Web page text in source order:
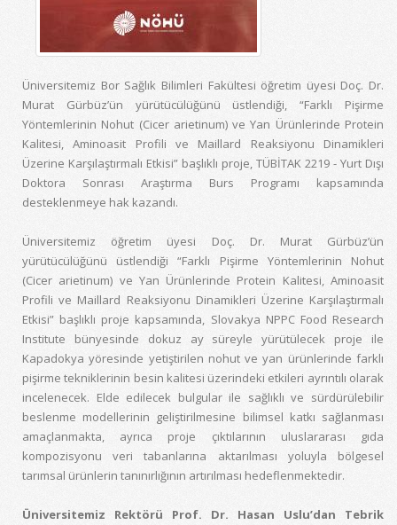
Üniversitemiz Bor Sağlık Bilimleri Fakültesi öğretim üyesi Doç. Dr.
Murat Gürbüz’ün yürütücülüğünü üstlendiği, “Farklı Pişirme
Yöntemlerinin Nohut (Cicer arietinum) ve Yan Ürünlerinde Protein
Kalitesi, Aminoasit Profili ve Maillard Reaksiyonu Dinamikleri
Üzerine Karşılaştırmalı Etkisi” başlıklı proje, TÜBİTAK 2219 - Yurt Dışı
Doktora Sonrası Araştırma Burs Programı kapsamında
desteklenmeye hak kazandı.
Üniversitemiz öğretim üyesi Doç. Dr. Murat Gürbüz’ün
yürütücülüğünü üstlendiği “Farklı Pişirme Yöntemlerinin Nohut
(Cicer arietinum) ve Yan Ürünlerinde Protein Kalitesi, Aminoasit
Profili ve Maillard Reaksiyonu Dinamikleri Üzerine Karşılaştırmalı
Etkisi” başlıklı proje kapsamında, Slovakya NPPC Food Research
Institute bünyesinde dokuz ay süreyle yürütülecek proje ile
Kapadokya yöresinde yetiştirilen nohut ve yan ürünlerinde farklı
pişirme tekniklerinin besin kalitesi üzerindeki etkileri ayrıntılı olarak
incelenecek. Elde edilecek bulgular ile sağlıklı ve sürdürülebilir
beslenme modellerinin geliştirilmesine bilimsel katkı sağlanması
amaçlanmakta, ayrıca proje çıktılarının uluslararası gıda
kompozisyonu veri tabanlarına aktarılması yoluyla bölgesel
tarımsal ürünlerin tanınırlığının artırılması hedeflenmektedir.
Üniversitemiz Rektörü Prof. Dr. Hasan Uslu’dan Tebrik